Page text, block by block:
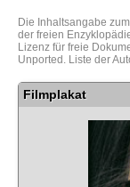
Die Inhaltsangabe
der freien
Lizenz für freie
Unported. Liste der
Filmplakat